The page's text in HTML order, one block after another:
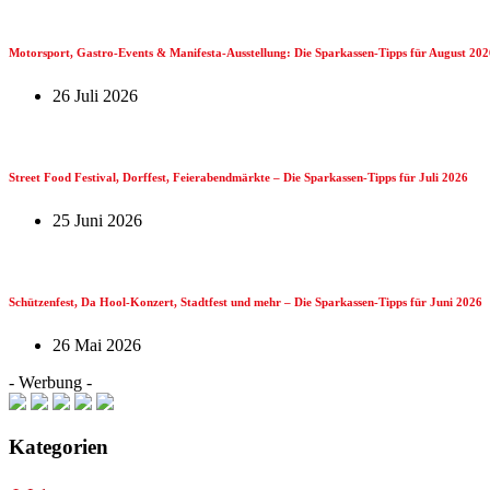
Motorsport, Gastro-Events & Manifesta-Ausstellung: Die Sparkassen-Tipps für August
26 Juli 2026
Street Food Festival, Dorffest, Feierabendmärkte – Die Sparkassen-Tipps für Juli 2026
25 Juni 2026
Schützenfest, Da Hool-Konzert, Stadtfest und mehr – Die Sparkassen-Tipps für Juni 2026
26 Mai 2026
- Werbung -
Kategorien